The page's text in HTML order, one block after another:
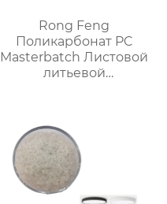
Rong Feng
Поликарбонат PC
Masterbatch Листовой
литьевой